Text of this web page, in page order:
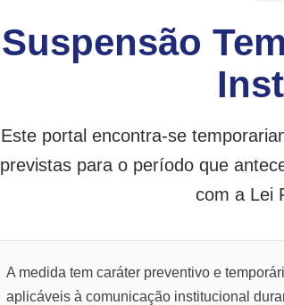
Suspensão
Este portal encontra-se
previstas para o período que
com a Lei
A medida tem caráter preventivo e
aplicáveis à comunicação institucional